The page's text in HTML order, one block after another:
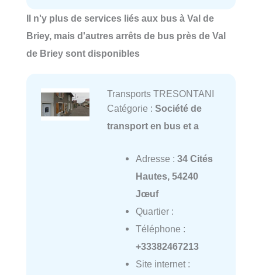
Il n'y plus de services liés aux bus à Val de
Briey, mais d'autres arrêts de bus près de Val
de Briey sont disponibles
Transports TRESONTANI
Catégorie : Société de
transport en bus et a
Adresse : 34 Cités
Hautes, 54240
Jœuf
Quartier :
Téléphone :
+33382467213
Site internet :